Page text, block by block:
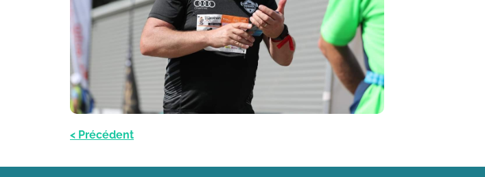
< Précédent